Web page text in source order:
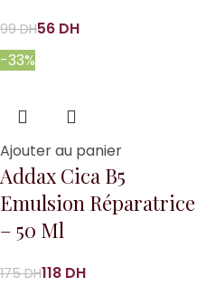
99DH56 DH
-33%
Ajouter au panier
Addax Cica B5
Emulsion Réparatrice
– 50 Ml
175DH118 DH